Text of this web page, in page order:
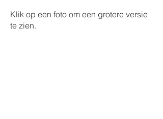
Klik op een foto om een grotere versie
te zien.